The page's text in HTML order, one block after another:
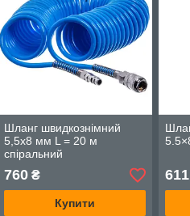
Шланг швидкознімний
5,5x8 мм L = 20 м
спіральний
поліуретановий AIRKRAFT
AHC46-D
760₴
Купити
611